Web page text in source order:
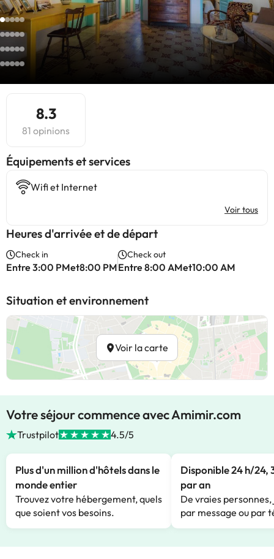
8.3
81 opinions
​Équipements et services
Wifi et Internet
Voir tous
Heures d'arrivée et de départ
Check in
Entre 3:00 PMet8:00 PM
Check out
Entre 8:00 AMet10:00 AM
Situation et environnement
Voir la carte
Votre séjour commence avec Amimir.com
Trustpilot 4.5/5
Plus d'un million d'hôtels dans le
monde entier
Trouvez votre hébergement, quels
que soient vos besoins.
Disponible 24 h/24,
par an
De vraies
par message ou par